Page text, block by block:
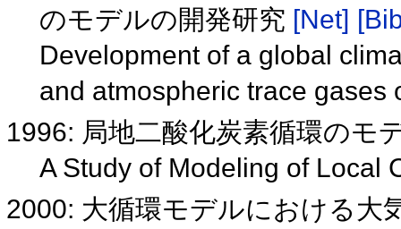
のモデルの開発研究 [Net]
Development of a global
and atmospheric trace
1996: 局地二酸化炭素循環のモ
A Study of Modeling of Local
2000: 大循環モデルにおける大